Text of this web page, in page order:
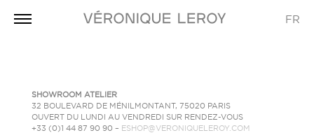
FR
SHOWROOM ATELIER
32 BOULEVARD DE MÉNILMONTANT, 75020 PARIS
OUVERT DU LUNDI AU VENDREDI SUR RENDEZ-VOUS
+33 (0)1 44 87 90 90 – ESHOP@VERONIQUELEROY.COM